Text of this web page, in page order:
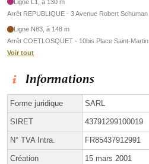
Ligne L1, à 130 m
Arrêt REPUBLIQUE - 3 Avenue Robert Schuman
Ligne N83, à 148 m
Arrêt COETLOSQUET - 10bis Place Saint-Martin
Voir tout
Informations
Forme juridique SARL
SIRET 43791299100019
N° TVA Intra. FR85437912991
Création 15 mars 2001